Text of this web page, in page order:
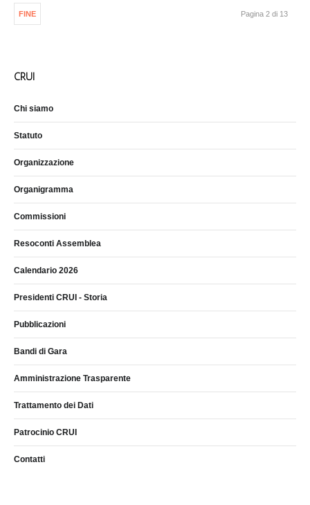
FINE Pagina 2 di 13
CRUI
Chi siamo
Statuto
Organizzazione
Organigramma
Commissioni
Resoconti Assemblea
Calendario 2026
Presidenti CRUI - Storia
Pubblicazioni
Bandi di Gara
Amministrazione Trasparente
Trattamento dei Dati
Patrocinio CRUI
Contatti